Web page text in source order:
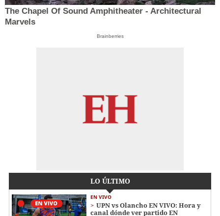
The Chapel Of Sound Amphitheater - Architectural
Marvels
Brainberries
LO ÚLTIMO
EN VIVO
UPN vs Olancho EN VIVO: Hora y
canal dónde ver partido EN